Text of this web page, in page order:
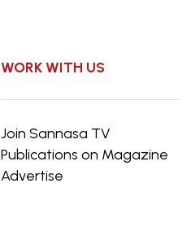
WORK WITH US
Join Sannasa TV
Publications on Magazine
Advertise